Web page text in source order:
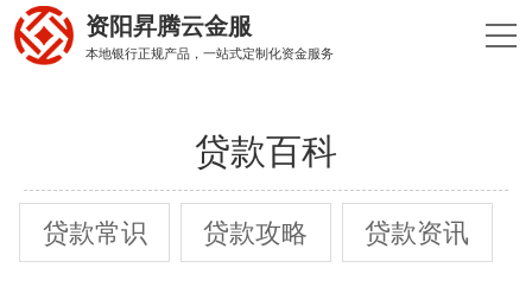
资阳昇腾云金服
本地银行正规产品，一站式定制化资金服务
贷款百科
贷款常识 贷款攻略 贷款资讯